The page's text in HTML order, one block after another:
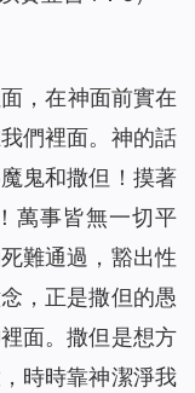
，在神面前實在
們裡面。神的話
鬼和撒但！摸著
萬事皆無一切平
難通過，豁出性
，正是撒但的愚
面。撒但是想方
時時靠神潔淨我